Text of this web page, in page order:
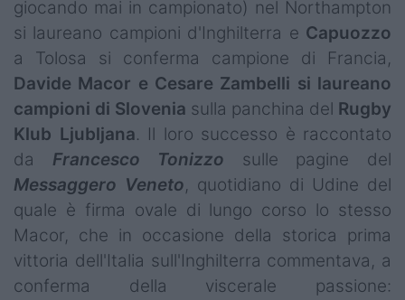
Rugby in TV
Mercato
Serie A Elite
Campionati
Serie A
Serie B
Serie C
giocando mai in campionato) nel Northampton
si laureano campioni d'Inghilterra e Capuozzo
a Tolosa si conferma campione di Francia,
Davide Macor e Cesare Zambelli si laureano
campioni di Slovenia sulla panchina del Rugby
Klub Ljubljana. Il loro successo è raccontato
da Francesco Tonizzo
sulle pagine del
Messaggero Veneto, quotidiano di Udine del
quale è firma ovale di lungo corso lo stesso
Macor, che in occasione della storica prima
vittoria dell'Italia sull'Inghilterra commentava, a
conferma della viscerale passione: